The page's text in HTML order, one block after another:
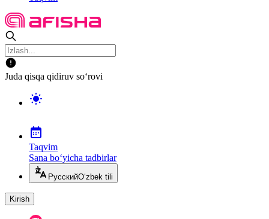
Juda qisqa qidiruv so‘rovi
Taqvim
Sana bo‘yicha tadbirlar
РусскийO‘zbek tili
Kirish